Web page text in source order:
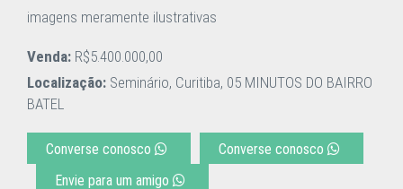
imagens meramente ilustrativas
Venda: R$5.400.000,00
Localização: Seminário, Curitiba, 05 MINUTOS DO BAIRRO
BATEL
Converse conosco
Converse conosco
Envie para um amigo